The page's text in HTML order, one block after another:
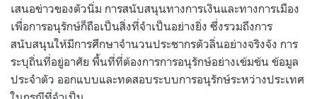
เสนอข่าวของตัวนิ่ม การสนับสนุนทางการเงินและทางการเมือง
เพื่อการอนุรักษ์ก็ถือเป็นสิ่งที่จำเป็นอย่างยิ่ง ซึ่งรวมถึงการ
สนับสนุนให้มีการศึกษาจำนวนประชากรตัวลิ่นอย่างจริงจัง การ
ระบุถิ่นที่อยู่อาศัย พื้นที่ที่ต้องการการอนุรักษ์อย่างเข้มข้น ข้อมูล
ประจำตัว ออกแบบและทดสอบระบบการอนุรักษ์ระหว่างประเทศ